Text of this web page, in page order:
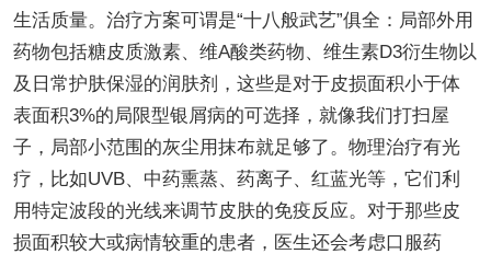
生活质量。治疗方案可谓是“十八般武艺”俱全：局部外用
药物包括糖皮质激素、维A酸类药物、维生素D3衍生物以
及日常护肤保湿的润肤剂，这些是对于皮损面积小于体
表面积3%的局限型银屑病的可选择，就像我们打扫屋
子，局部小范围的灰尘用抹布就足够了。物理治疗有光
疗，比如UVB、中药熏蒸、药离子、红蓝光等，它们利
用特定波段的光线来调节皮肤的免疫反应。对于那些皮
损面积较大或病情较重的患者，医生还会考虑口服药